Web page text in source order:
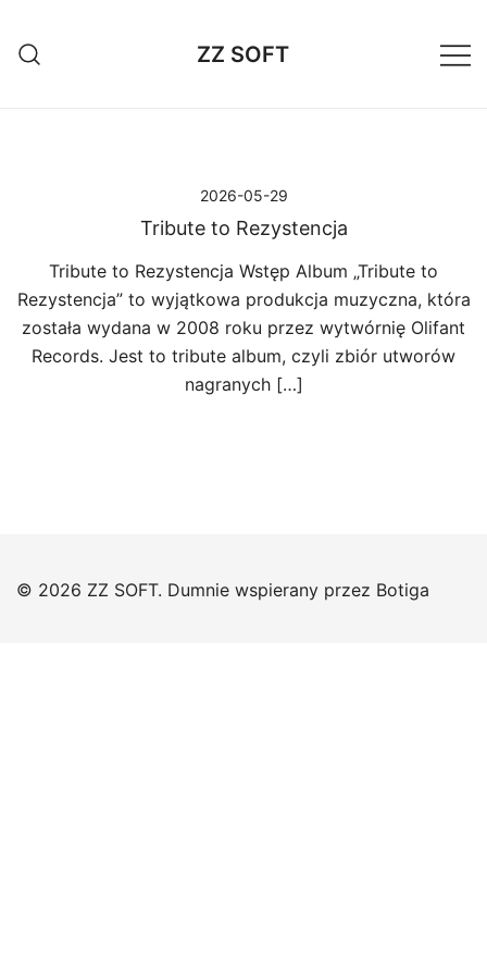
treści
ZZ SOFT
2026-05-29
Tribute to Rezystencja
Tribute to Rezystencja Wstęp Album „Tribute to
Rezystencja” to wyjątkowa produkcja muzyczna, która
została wydana w 2008 roku przez wytwórnię Olifant
Records. Jest to tribute album, czyli zbiór utworów
nagranych […]
© 2026 ZZ SOFT. Dumnie wspierany przez Botiga